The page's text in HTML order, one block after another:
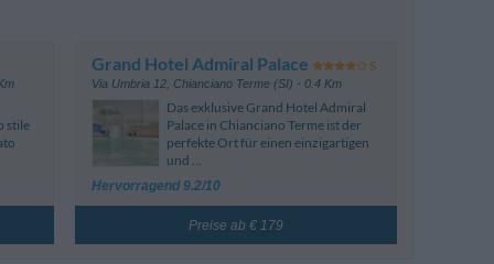
stile
Grand Hotel Admiral Palace
Via Umbria 12, Chianciano Terme (SI) - 0.4 Km
Das exklusive Grand Hotel Admiral
Palace in Chianciano Terme ist der
perfekte Ort für einen einzigartigen
und ...
Hervorragend 9.2/10
Preise ab € 179